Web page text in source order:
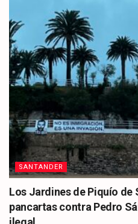
SANTANDER
Los Jardines de Piquío de
pancartas contra Pedro